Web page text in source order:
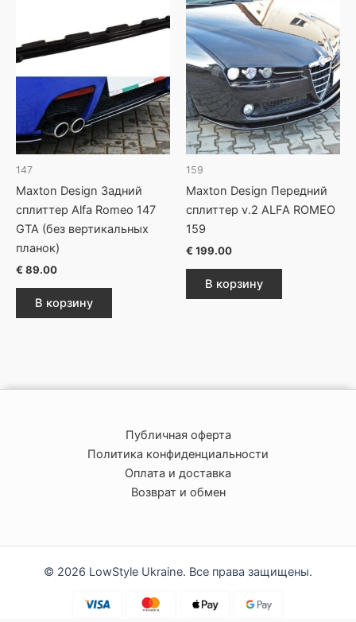
147
Maxton Design Задний
сплиттер Alfa Romeo 147
GTA (без вертикальных
планок)
€ 89.00
В корзину
159
Maxton Design Передний
сплиттер v.2 ALFA ROMEO
159
€ 199.00
В корзину
Публичная оферта
Политика конфиденциальности
Оплата и доставка
Возврат и обмен
© 2026 LowStyle Ukraine. Все права защищены.